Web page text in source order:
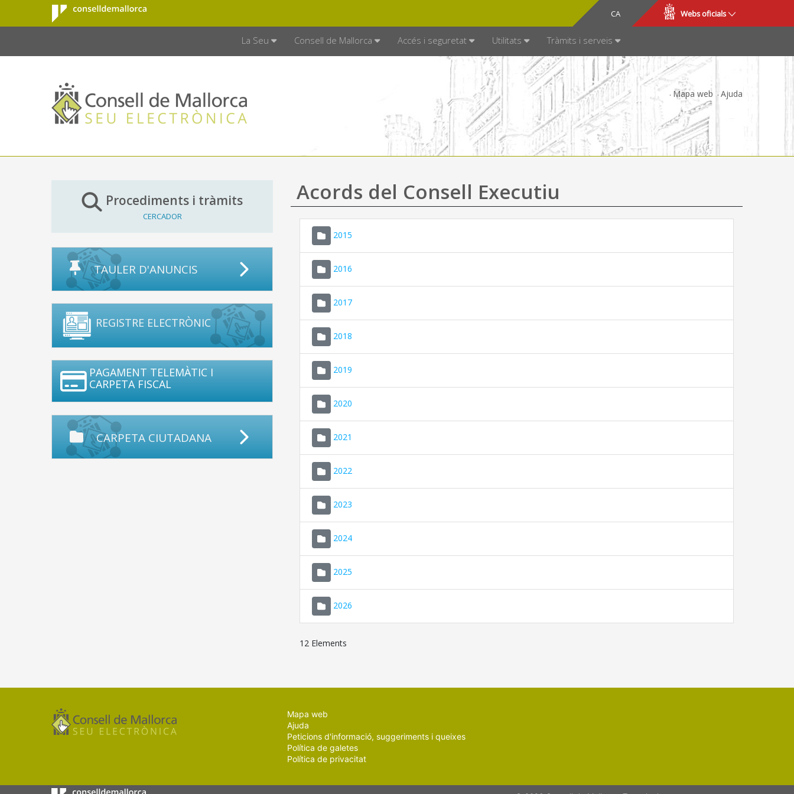
Salta al contingut principal
Consell de
Mallorca
CA
ES Webs oficials
La Seu Consell de Mallorca Accés i seguretat Utilitats Tràmits i serveis
Mapa web Ajuda
Procediments i tràmits
CERCADOR
TAULER D'ANUNCIS
REGISTRE ELECTRÒNIC
PAGAMENT TELEMÀTIC I
CARPETA FISCAL
CARPETA CIUTADANA
Acords del Consell Executiu
2015
2016
2017
2018
2019
2020
2021
2022
2023
2024
2025
2026
12 Elements
Mapa web
Ajuda
Peticions d'informació, suggeriments i queixes
Política de galetes
Política de privacitat